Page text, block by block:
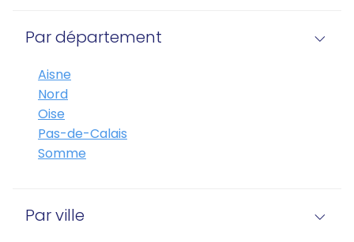
Par département
Aisne
Nord
Oise
Pas-de-Calais
Somme
Par ville